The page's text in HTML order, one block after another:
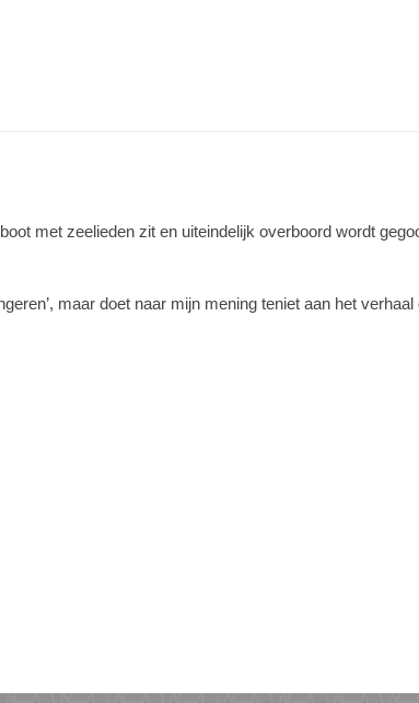
met zeelieden zit en uiteindelijk overboord wordt
maar doet naar mijn mening teniet aan het